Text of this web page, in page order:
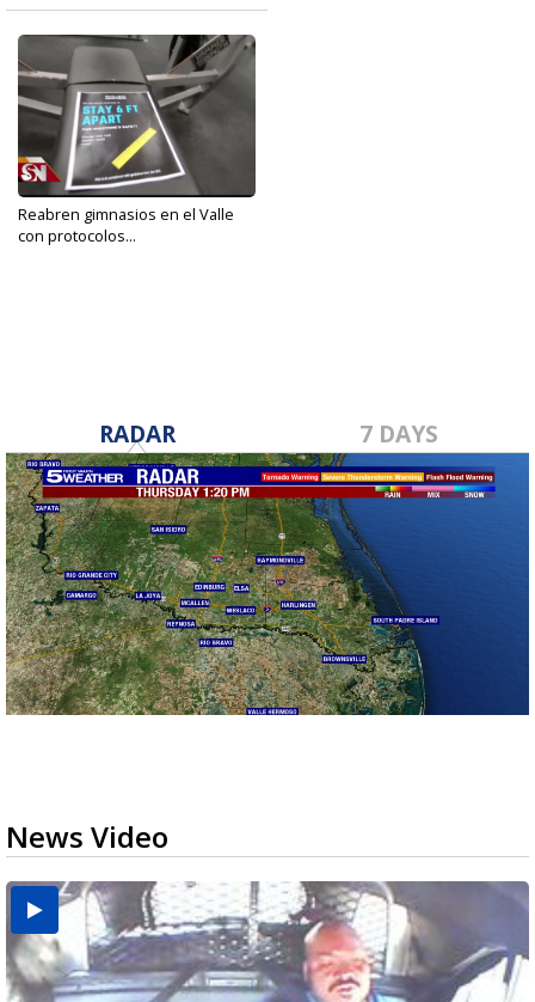
Reabren gimnasios en el Valle
con protocolos...
RADAR 7 DAYS
News Video